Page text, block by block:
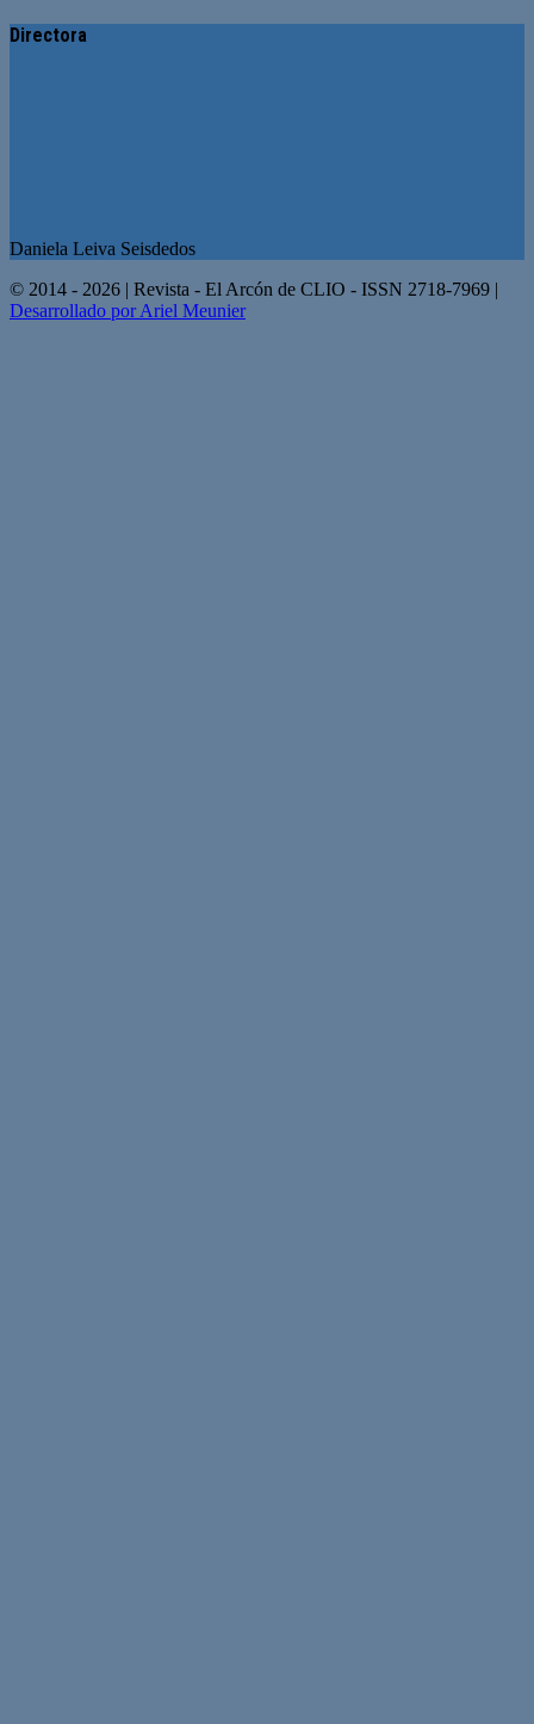
Directora
Daniela Leiva Seisdedos
© 2014 - 2026 | Revista - El Arcón de CLIO - ISSN 2718-7969 |
Desarrollado por Ariel Meunier